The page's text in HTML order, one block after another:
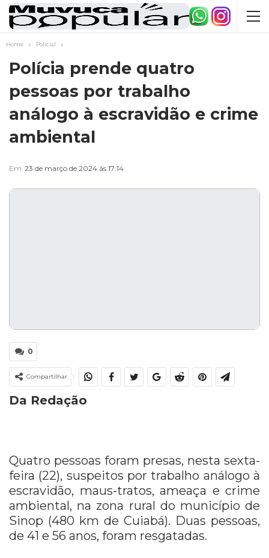
Home Policial
Polícia prende quatro
pessoas por trabalho
análogo à escravidão e crime
ambiental
Em 23 de março de 2024 ás 17:14
0
Compartilhar
Da Redação
Quatro pessoas foram presas, nesta sexta-
feira (22), suspeitos por trabalho análogo à
escravidão, maus-tratos, ameaça e crime
ambiental, na zona rural do município de
Sinop (480 km de Cuiabá). Duas pessoas,
de 41 e 56 anos, foram resgatadas.